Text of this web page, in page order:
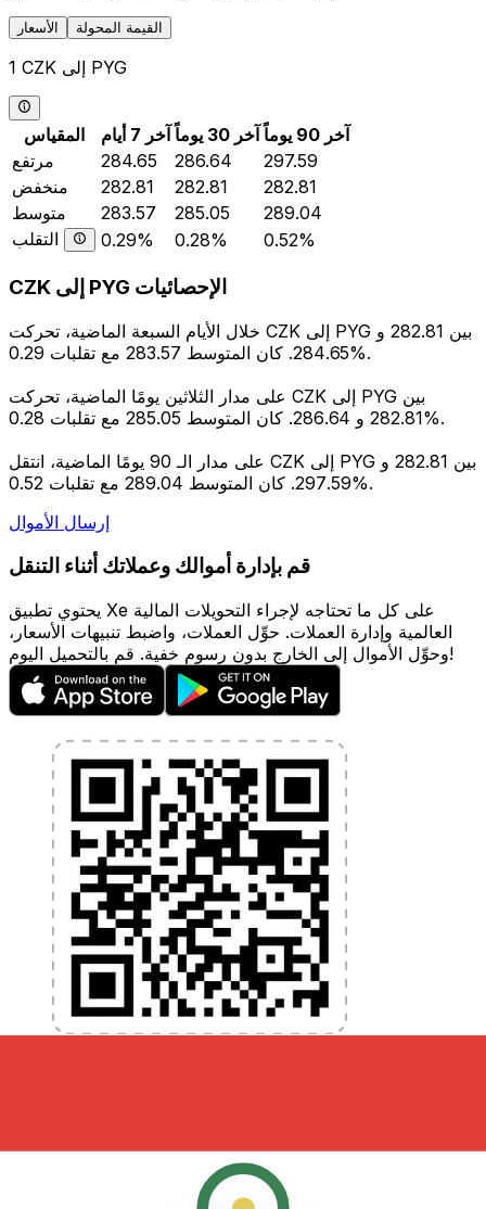
الأسعار القيمة المحولة
1 CZK إلى PYG
المقياس آخر 7 أيام آخر 30 يوماً
آخر 90 يوماً
مرتفع
284.65 286.64
297.59
منخفض
282.81 282.81
282.81
متوسط
283.57 285.05
289.04
التقلب
0.29% 0.28% 0.52%
CZK إلى PYG الإحصائيات
خلال الأيام السبعة الماضية، تحركت CZK إلى PYG بين 282.81 و
284.65. كان المتوسط 283.57 مع تقلبات 0.29%.
على مدار الثلاثين يومًا الماضية، تحركت CZK إلى PYG بين
282.81 و 286.64. كان المتوسط 285.05 مع تقلبات 0.28%.
على مدار الـ 90 يومًا الماضية، انتقل CZK إلى PYG بين 282.81 و
297.59. كان المتوسط 289.04 مع تقلبات 0.52%.
إرسال الأموال
قم بإدارة أموالك وعملاتك أثناء التنقل
يحتوي تطبيق Xe على كل ما تحتاجه لإجراء التحويلات المالية
العالمية وإدارة العملات. حوِّل العملات، واضبط تنبيهات الأسعار،
وحوِّل الأموال إلى الخارج بدون رسوم خفية. قم بالتحميل اليوم!